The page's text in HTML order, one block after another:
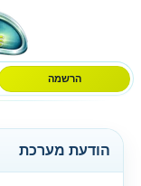
הרשמה
הודעת מערכת